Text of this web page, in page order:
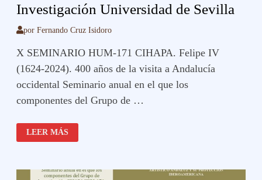
Investigación Universidad de Sevilla
porFernando Cruz Isidoro
X SEMINARIO HUM-171 CIHAPA. Felipe IV
(1624-2024). 400 años de la visita a Andalucía
occidental Seminario anual en el que los
componentes del Grupo de …
INVESTIGACIÓN
UNIVERSIDAD
DE
LEER MÁS